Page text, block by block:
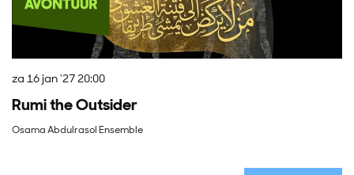
Rumi the Outsider
Osama Abdulrasol Ensemble
za 16 jan '27 20:00